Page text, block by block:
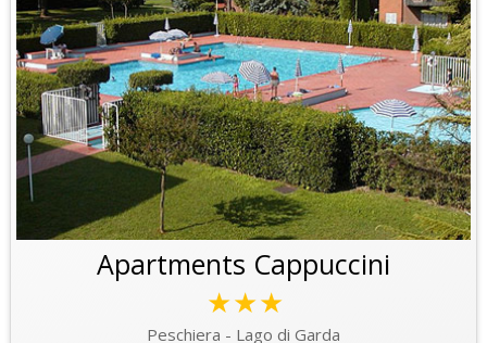
Apartments Cappuccini
★★★
Peschiera - Lago di Garda